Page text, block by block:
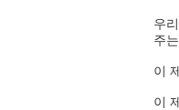
우
주
이
이